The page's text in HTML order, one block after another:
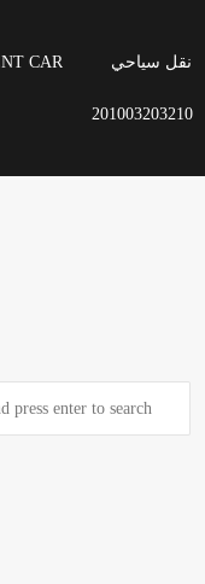
نقل سياحي CAR
201003203210